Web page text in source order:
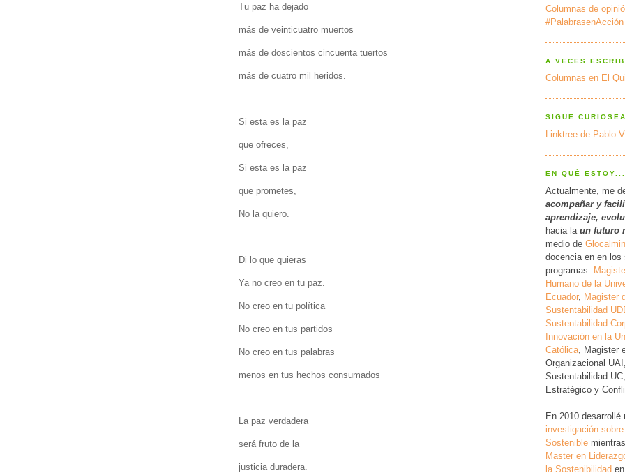
Tu paz ha dejado
más de veinticuatro muertos
más de doscientos cincuenta tuertos
más de cuatro mil heridos.
Si esta es la paz
que ofreces,
Si esta es la paz
que prometes,
No la quiero.
Di lo que quieras
Ya no creo en tu paz.
No creo en tu política
No creo en tus partidos
No creo en tus palabras
menos en tus hechos consumados
La paz verdadera
será fruto de la
justicia duradera.
Columnas de
#PalabrasenAcción
A VECES
Columnas en El
SIGUE
Linktree de Pablo
EN QUÉ ESTOY...
Actualmente, me
acompañar y
aprendizaje,
hacia la un futuro
medio de
docencia en en los
programas:
Humano de la
Ecuador, Magister
Sustentabilidad
Sustentabilidad
Innovación en la
Católica , Magister
Organizacional
Sustentabilidad
Estratégico y
En 2010 desarrollé
investigación
Sostenible
Master en
la Sostenibilidad